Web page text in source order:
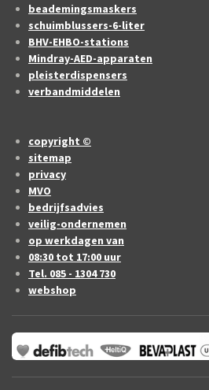
beademingsmaskers
schuimblussers-6-liter
BHV-EHBO-stations
Mindray-AED-apparaten
pleisterdispensers
verbandmiddelen
copyright ©
sitemap
privacy
MVO
bedrijfsadvies
veilig-ondernemen
op werkdagen van
08:30 tot 17:00 uur
Tel. 085 - 1304 730
webshop